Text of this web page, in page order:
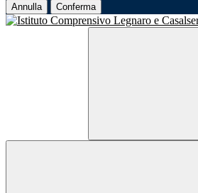
Annulla Conferma